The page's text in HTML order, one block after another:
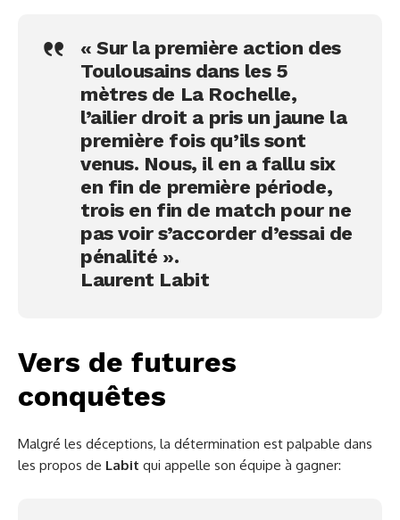
« Sur la première action des
Toulousains dans les 5
mètres de La Rochelle,
l’ailier droit a pris un jaune la
première fois qu’ils sont
venus. Nous, il en a fallu six
en fin de première période,
trois en fin de match pour ne
pas voir s’accorder d’essai de
pénalité ».
Laurent Labit
Vers de futures
conquêtes
Malgré les déceptions, la détermination est palpable dans
les propos de Labit qui appelle son équipe à gagner: